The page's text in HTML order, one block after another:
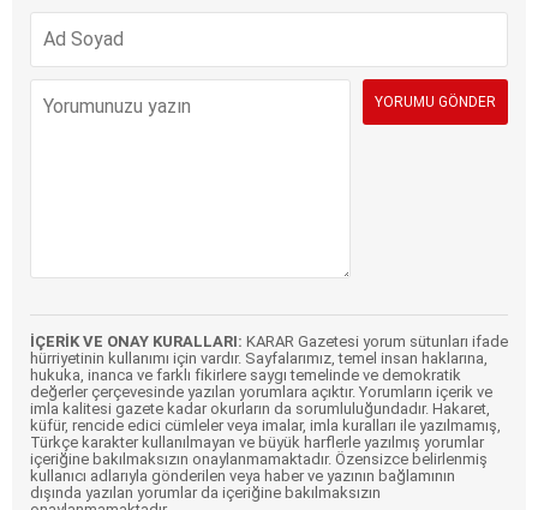
İÇERİK VE ONAY KURALLARI: KARAR Gazetesi yorum sütunları ifade
hürriyetinin kullanımı için vardır. Sayfalarımız, temel insan haklarına,
hukuka, inanca ve farklı fikirlere saygı temelinde ve demokratik
değerler çerçevesinde yazılan yorumlara açıktır. Yorumların içerik ve
imla kalitesi gazete kadar okurların da sorumluluğundadır. Hakaret,
küfür, rencide edici cümleler veya imalar, imla kuralları ile yazılmamış,
Türkçe karakter kullanılmayan ve büyük harflerle yazılmış yorumlar
içeriğine bakılmaksızın onaylanmamaktadır. Özensizce belirlenmiş
kullanıcı adlarıyla gönderilen veya haber ve yazının bağlamının
dışında yazılan yorumlar da içeriğine bakılmaksızın